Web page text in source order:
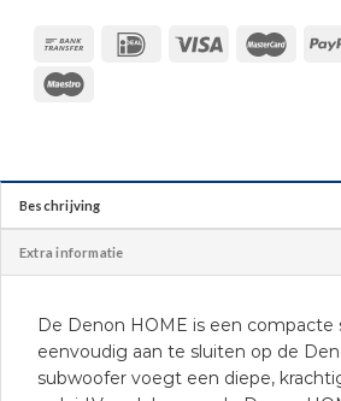
Beschrijving
Extra informatie
De Denon HOME is een compacte
eenvoudig aan te sluiten op de
subwoofer voegt een diepe,